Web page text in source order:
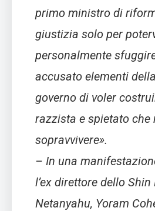
primo ministro di
giustizia solo per
personalmente
accusato elementi
governo di voler
razzista e spietato che
sopravvivere».
– In una
l’ex direttore dello
Netanyahu, Yoram